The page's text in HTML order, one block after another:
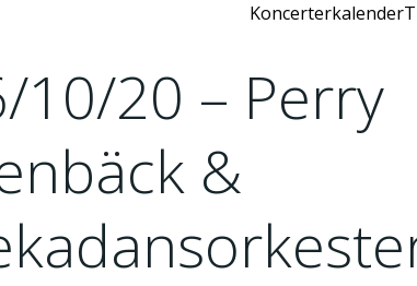
Koncerterkalender
10/20 – Perry
&